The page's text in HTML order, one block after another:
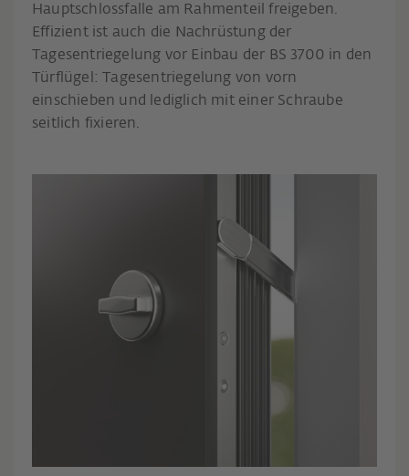
Hauptschlossfalle am Rahmenteil freigeben.
Effizient ist auch die Nachrüstung der
Tagesentriegelung vor Einbau der BS 3700 in den
Türflügel: Tagesentriegelung von vorn
einschieben und lediglich mit einer Schraube
seitlich fixieren.